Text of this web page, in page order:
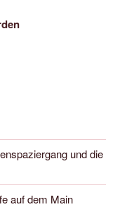
und die
auf dem Main